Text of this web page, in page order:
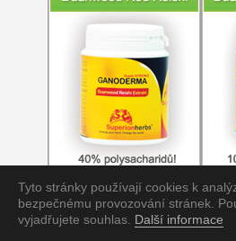
Tyto stránky používají cookies k
bezpečnému provozování stránek.
vyjadřujete souhlas. Další informace